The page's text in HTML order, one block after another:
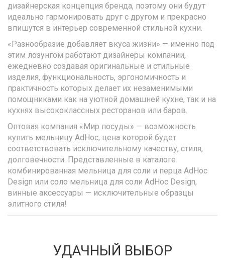
дизайнерская концепция бренда, поэтому они будут
идеально гармонировать друг с другом и прекрасно
впишутся в интерьер современной стильной кухни.
«Разнообразие добавляет вкуса жизни» — именно под
этим лозунгом работают дизайнеры компании,
ежедневно создавая оригинальные и стильные
изделия, функциональность, эргономичность и
практичность которых делает их незаменимыми
помощниками как на уютной домашней кухне, так и на
кухнях высококлассных ресторанов или баров.
Оптовая компания «Мир посуды» — возможность
купить мельницу AdHoc, цена которой будет
соответствовать исключительному качеству, стиля,
долговечности. Представленные в каталоге
комбинированная мельница для соли и перца AdHoc
Design или соло мельница для соли AdHoc Design,
винные аксессуары — исключительные образцы
элитного стиля!
УДАЧНЫЙ ВЫБОР